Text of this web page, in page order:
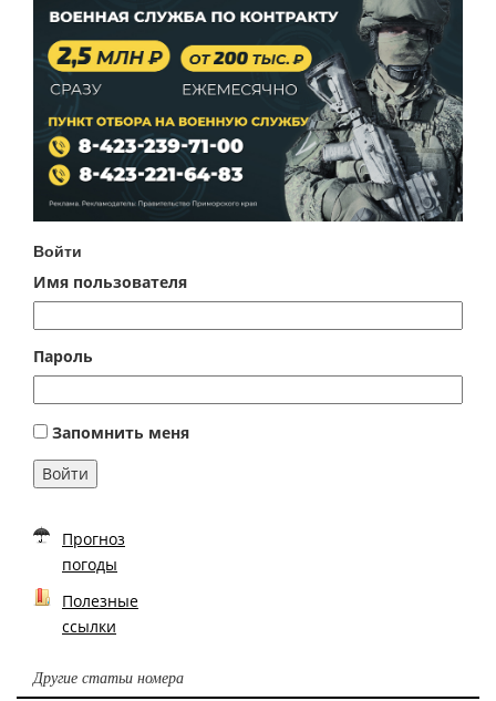
Войти
Имя пользователя
Пароль
Запомнить меня
Войти
Прогноз
погоды
Полезные
ссылки
Другие статьи номера